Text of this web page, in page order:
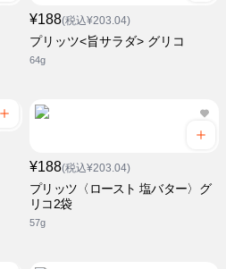
¥188(税込¥203.04)
プリッツ<旨サラダ> グリコ
64g
¥188(税込¥203.04)
プリッツ〈ロースト 塩バター〉グ
リコ2袋
57g